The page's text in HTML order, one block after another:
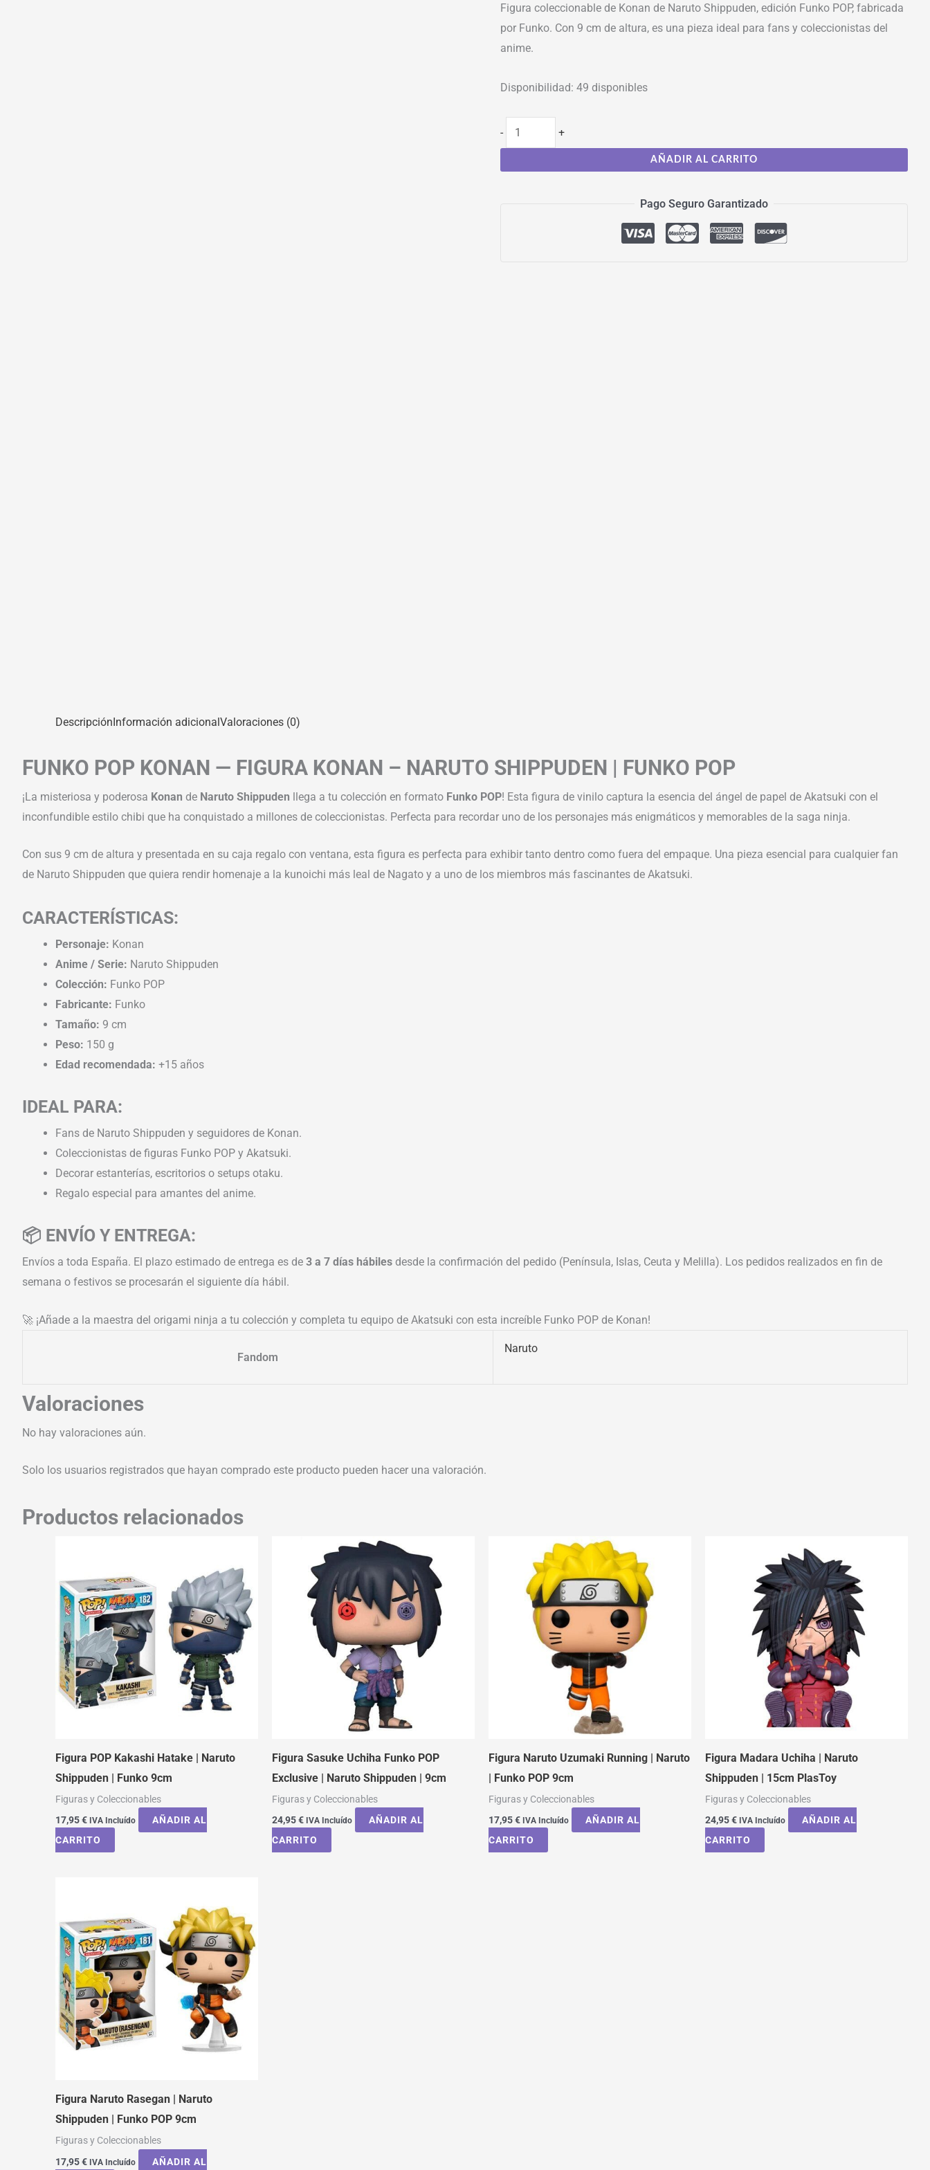
Figura coleccionable de Konan de Naruto Shippuden, edición Funko POP, fabricada
por Funko. Con 9 cm de altura, es una pieza ideal para fans y coleccionistas del
anime.
Disponibilidad: 49 disponibles
- +
AÑADIR AL CARRITO
Pago Seguro Garantizado
DescripciónInformación adicionalValoraciones (0)
FUNKO POP KONAN — FIGURA KONAN – NARUTO SHIPPUDEN | FUNKO POP
¡La misteriosa y poderosa Konan de Naruto Shippuden llega a tu colección en formato Funko POP! Esta figura de vinilo captura la esencia del ángel de papel de Akatsuki con el
inconfundible estilo chibi que ha conquistado a millones de coleccionistas. Perfecta para recordar uno de los personajes más enigmáticos y memorables de la saga ninja.
Con sus 9 cm de altura y presentada en su caja regalo con ventana, esta figura es perfecta para exhibir tanto dentro como fuera del empaque. Una pieza esencial para cualquier fan
de Naruto Shippuden que quiera rendir homenaje a la kunoichi más leal de Nagato y a uno de los miembros más fascinantes de Akatsuki.
CARACTERÍSTICAS:
Personaje: Konan
Anime / Serie: Naruto Shippuden
Colección: Funko POP
Fabricante: Funko
Tamaño: 9 cm
Peso: 150 g
Edad recomendada: +15 años
IDEAL PARA:
Fans de Naruto Shippuden y seguidores de Konan.
Coleccionistas de figuras Funko POP y Akatsuki.
Decorar estanterías, escritorios o setups otaku.
Regalo especial para amantes del anime.
📦 ENVÍO Y ENTREGA:
Envíos a toda España. El plazo estimado de entrega es de 3 a 7 días hábiles desde la confirmación del pedido (Península, Islas, Ceuta y Melilla). Los pedidos realizados en fin de
semana o festivos se procesarán el siguiente día hábil.
🚀 ¡Añade a la maestra del origami ninja a tu colección y completa tu equipo de Akatsuki con esta increíble Funko POP de Konan!
Fandom
Naruto
Valoraciones
No hay valoraciones aún.
Solo los usuarios registrados que hayan comprado este producto pueden hacer una valoración.
Productos relacionados
Figura POP Kakashi Hatake | Naruto
Shippuden | Funko 9cm
Figuras y Coleccionables
17,95€ IVA Incluído
AÑADIR AL
CARRITO
Figura Sasuke Uchiha Funko POP
Exclusive | Naruto Shippuden | 9cm
Figuras y Coleccionables
24,95€ IVA Incluído
AÑADIR AL
CARRITO
Figura Naruto Uzumaki Running | Naruto
| Funko POP 9cm
Figuras y Coleccionables
17,95€ IVA Incluído
AÑADIR AL
CARRITO
Figura Madara Uchiha | Naruto
Shippuden | 15cm PlasToy
Figuras y Coleccionables
24,95€ IVA Incluído
AÑADIR AL
CARRITO
Figura Naruto Rasegan | Naruto
Shippuden | Funko POP 9cm
Figuras y Coleccionables
17,95€ IVA Incluído AÑADIR AL